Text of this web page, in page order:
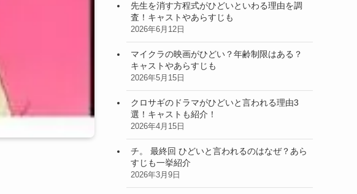
先生を消す方程式がひどいといわる理由を調
査！キャストやあらすじも
2026年6月12日
マイクラの映画がひどい？年齢制限はある？
キャストやあらすじも
2026年5月15日
クロサギのドラマがひどいと言われる理由3
選！キャストも紹介！
2026年4月15日
チ。 最終回 ひどいと言われるのはなぜ？あら
すじも一挙紹介
2026年3月9日